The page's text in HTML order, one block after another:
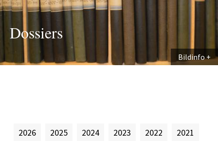
Dossiers
Bildinfo
2026 2025 2024 2023 2022 2021